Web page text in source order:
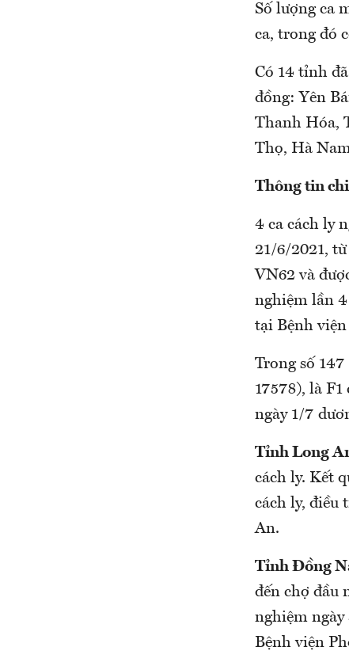
Số lượng ca
ca, trong đó
Có 14 tỉnh
đồng: Yên
Thanh Hóa,
Thọ, Hà
Thông tin
4 ca cách ly
21/6/2021,
VN62 và
nghiệm lần
tại Bệnh
Trong số
17578), là
ngày 1/7
Tỉnh Long
cách ly. Kết
cách ly, điều
An.
Tỉnh Đồng
đến chợ đầu
nghiệm
Bệnh viện